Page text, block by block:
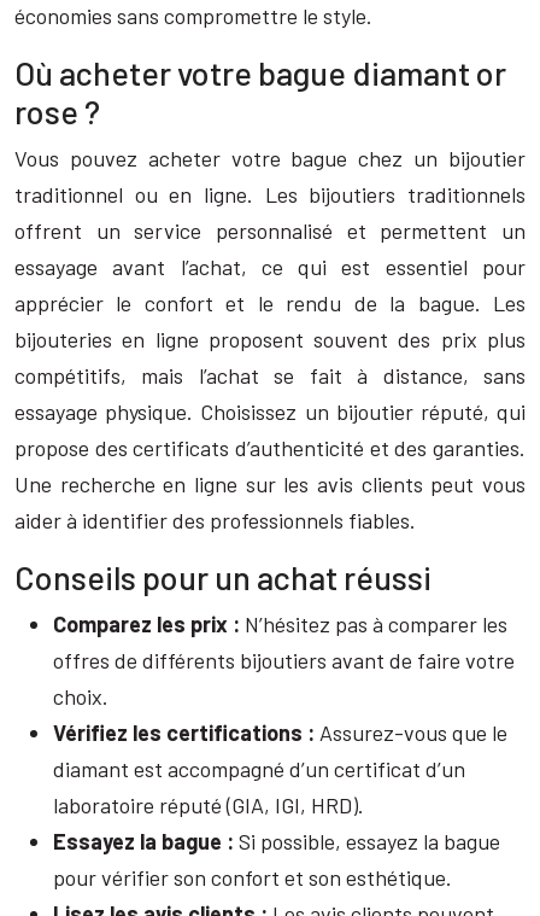
économies sans compromettre le style.
Où acheter votre bague diamant or
rose ?
Vous pouvez acheter votre bague chez un bijoutier
traditionnel ou en ligne. Les bijoutiers traditionnels
offrent un service personnalisé et permettent un
essayage avant l’achat, ce qui est essentiel pour
apprécier le confort et le rendu de la bague. Les
bijouteries en ligne proposent souvent des prix plus
compétitifs, mais l’achat se fait à distance, sans
essayage physique. Choisissez un bijoutier réputé, qui
propose des certificats d’authenticité et des garanties.
Une recherche en ligne sur les avis clients peut vous
aider à identifier des professionnels fiables.
Conseils pour un achat réussi
Comparez les prix : N’hésitez pas à comparer les
offres de différents bijoutiers avant de faire votre
choix.
Vérifiez les certifications : Assurez-vous que le
diamant est accompagné d’un certificat d’un
laboratoire réputé (GIA, IGI, HRD).
Essayez la bague : Si possible, essayez la bague
pour vérifier son confort et son esthétique.